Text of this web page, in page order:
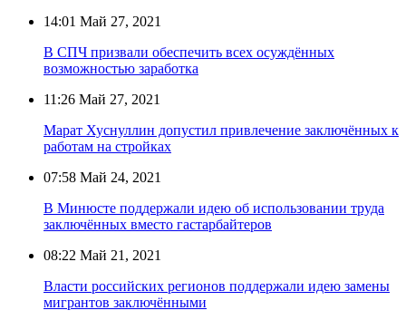
14:01 Май 27, 2021
В СПЧ призвали обеспечить всех осуждённых
возможностью заработка
11:26 Май 27, 2021
Марат Хуснуллин допустил привлечение заключённых к
работам на стройках
07:58 Май 24, 2021
В Минюсте поддержали идею об использовании труда
заключённых вместо гастарбайтеров
08:22 Май 21, 2021
Власти российских регионов поддержали идею замены
мигрантов заключёнными